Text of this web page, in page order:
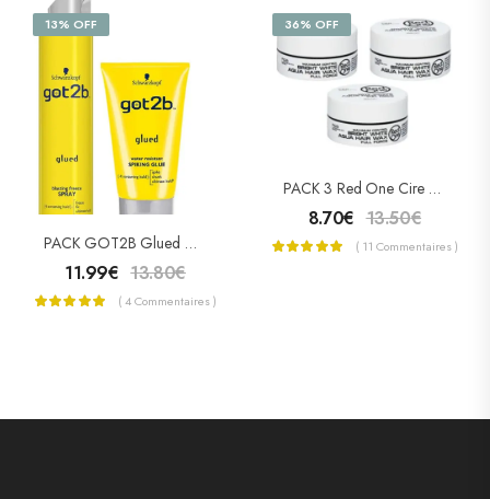
13% OFF
PACK GOT2B Glued & Spray
11.99€ 13.80€
( 4 Commentaires )
36% OFF
PACK 3 Red One Cire Capillaire BRIGHT WHITE
8.70€ 13.50€
( 11 Commentaires )